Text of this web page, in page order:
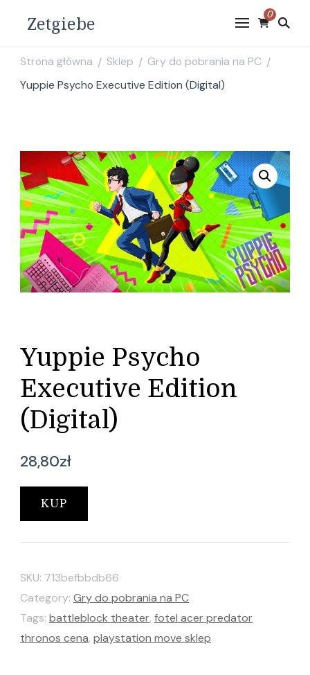
Zetgiebe 0
Strona główna / Sklep / Gry do pobrania na PC /
Yuppie Psycho Executive Edition (Digital)
Yuppie Psycho
Executive Edition
(Digital)
28,80zł
KUP
SKU: 713befbbdb66
Category: Gry do pobrania na PC
Tags: battleblock theater, fotel acer predator
thronos cena, playstation move sklep